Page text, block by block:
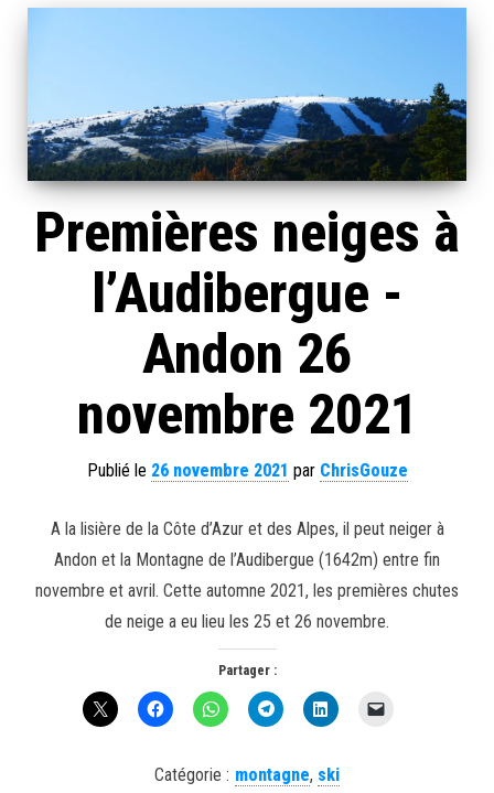
Premières neiges à
l’Audibergue -
Andon 26
novembre 2021
Publié le 26 novembre 2021 par ChrisGouze
A la lisière de la Côte d’Azur et des Alpes, il peut neiger à
Andon et la Montagne de l’Audibergue (1642m) entre fin
novembre et avril. Cette automne 2021, les premières chutes
de neige a eu lieu les 25 et 26 novembre.
Partager :
Catégorie : montagne, ski